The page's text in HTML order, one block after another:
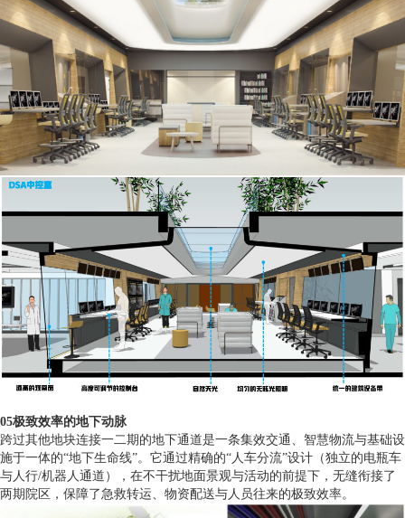
05极致效率的地下动脉
跨过其他地块连接一二期的地下通道是一条集效交通、智慧物流与基础设
施于一体的“地下生命线”。它通过精确的“人车分流”设计（独立的电瓶车
与人行/机器人通道），在不干扰地面景观与活动的前提下，无缝衔接了
两期院区，保障了急救转运、物资配送与人员往来的极致效率。